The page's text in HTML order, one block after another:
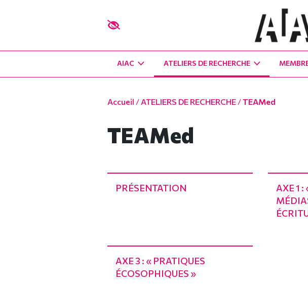
AIAC ATELIERS DE RECHERCHE
Accueil / ATELIERS DE RECHERCHE /TEAMed
TEAMed
PRÉSENTATION
AXE 1
AXE 3 : « PRATIQUES
ÉCOSOPHIQUES »